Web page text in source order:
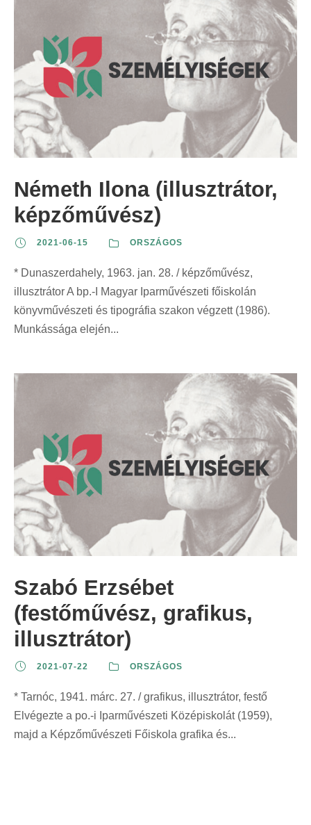
Németh Ilona (illusztrátor,
képzőművész)
2021-06-15 ORSZÁGOS
* Dunaszerdahely, 1963. jan. 28. / képzőművész,
illusztrátor A bp.-I Magyar Iparművészeti főiskolán
könyvművészeti és tipográfia szakon végzett (1986).
Munkássága elején...
Szabó Erzsébet
(festőművész, grafikus,
illusztrátor)
2021-07-22 ORSZÁGOS
* Tarnóc, 1941. márc. 27. / grafikus, illusztrátor, festő
Elvégezte a po.-i Iparművészeti Középiskolát (1959),
majd a Képzőművészeti Főiskola grafika és...